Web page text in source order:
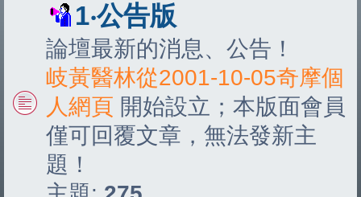
1‧公告版
論壇最新的消息、公告！
岐黃醫林從2001-10-05奇摩個
人網頁 開始設立；本版面會員
僅可回覆文章，無法發新主
題！